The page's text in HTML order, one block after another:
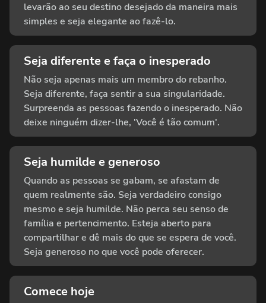
levarão ao seu destino desejado da maneira mais
simples e seja elegante ao fazê-lo.
Seja diferente e faça o inesperado
Não seja apenas mais um membro do rebanho.
Seja diferente, faça sentir a sua singularidade.
Surpreenda as pessoas fazendo o inesperado. Não
deixe ninguém dizer-lhe, 'Você é tão comum'.
Seja humilde e generoso
Quando as pessoas se gabam, se afastam de
quem realmente são. Seja verdadeiro consigo
mesmo e seja humilde. Não perca seu senso de
família e pertencimento. Esteja aberto para
compartilhar e dê mais do que se espera de você.
Seja generoso no que você pode oferecer.
Comece hoje